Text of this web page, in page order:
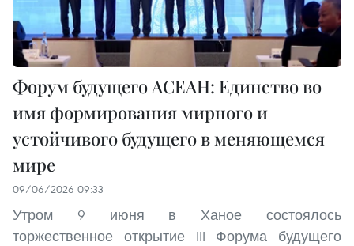
Форум будущего АСЕАН: Единство во
имя формирования мирного и
устойчивого будущего в меняющемся
мире
09/06/2026 09:33
Утром 9 июня в Ханое состоялось
торжественное открытие III Форума будущего